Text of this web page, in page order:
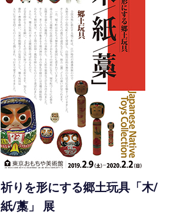
祈りを形にする郷土玩具「木/
紙/藁」 展